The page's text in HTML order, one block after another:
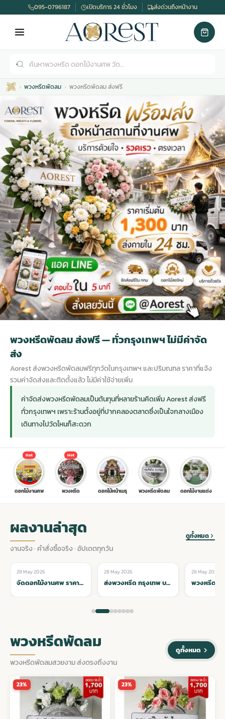
ดอกไม้หน้าศพ
ดอกไม้จัดงานศพ
จัดดอกไม้หน้าศพ
ดอกไม้หน้าหีบ
ดอกไม้หน้างานศพ
ดอกไม้หน้าโลง
จัดดอกไม้หน้ารูป
จัดดอกไม้หน้าโลง
ดอกไม้ศพ
ดอกไม้งานศพ กรุงเทพ
ร้านดอกไม้งานศพ ใกล้ฉัน
ดอกไม้งานศพ ราคาถูก
จัดดอกไม้งานศพ ราคา
ดอกไม้งานศพ ออนไลน์
พวงดอกไม้งานศพ
พวงหรีด กรุงเทพ
พวงหรีดราคา
สั่งพวงหรีด
ร้านพวงหรีด
ดอกไม้พวงหรีด
พวงหรีดปทุม
พวงหรีดพระราม 2
พวงหรีด ปากคลองตลาด
พวงหรีดราคาถูก
พวงหรีดดอกไม้สด ราคาถูก
ส่งพวงหรีด ด่วน กรุงเทพ
ร้านพวงหรีด กรุงเทพ ส่งฟรี
พวงหรีด ปากคลองตลาด ราคา
มรุ
น้าเมรุ
มรุสีขาว
ไม้หน้าเมรุ
กไม้หน้าเมรุ
น้าเมรุ ราคา
มรุ กรุงเทพ
ม้หน้าเมรุ
มรุ ราคาถูก
หน้าเมรุ
ระดับเมรุ
มรุ ส่งด่วน
น้าเมรุ กรุงเทพ
ไม้งานแต่ง
ไม้งานแต่ง ราคา
ไม้งานแต่ง ราคาถูก
ไม้งานแต่ง กรุงเทพ
อกไม้งานแต่ง
ดอกไม้งานแต่ง
ไม้งานแต่ง แบบสวยๆ
พวงหรีดพัดลม
พวงหรีดพัดลม ราคา
พวงหรีดพัดลม ราคาถูก
พวงหรีดพัดลม กรุงเทพ
พวงหรีดพัดลม ส่งด่วน
สั่งพวงหรีดพัดลม
ร้านพวงหรีดพัดลม
พวงหรีดพัดลม ปากคลองตลาด
พวงหรีดพัดลม แบบสวยๆ
รับจัดงานศพ
รับจัดงานศพ ราคา
รับจัดงานศพ ครบวงจร
รับจัดงานศพ กรุงเทพ
แพ็คเกจจัดงานศพ
ค่าใช้จ่ายจัดงานศพ
จัดงานศพ วัด
ขั้นตอนจัดงานศพ
จัดงานศพ ราคาถูก
095-0796187 เปิดบริการ 24 ชั่วโมง ส่งด่วนถึงหน้างาน
พวงหรีดพัดลม พวงหรีดพัดลม ส่งฟรี
พวงหรีดพัดลม ส่งฟรี — ทั่วกรุงเทพฯ ไม่มีค่าจัด
ส่ง
Aorest ส่งพวงหรีดพัดลมฟรีทุกวัดในกรุงเทพฯ และปริมณฑล ราคาที่แจ้ง
รวมค่าจัดส่งและติดตั้งแล้ว ไม่มีค่าใช้จ่ายเพิ่ม
ค่าจัดส่งพวงหรีดพัดลมเป็นต้นทุนที่หลายร้านคิดเพิ่ม Aorest ส่งฟรี
ทั่วกรุงเทพฯ เพราะร้านตั้งอยู่ที่ปากคลองตลาดซึ่งเป็นใจกลางเมือง
เดินทางไปวัดไหนก็สะดวก
Hot
ดอกไม้งานศพ
Hot
พวงหรีด ดอกไม้หน้าเมรุ พวงหรีดพัดลม ดอกไม้งานแต่ง
ผลงานล่าสุด
งานจริง · คำสั่งซื้อจริง · อัปเดตทุกวัน
ดูทั้งหมด
🌸 ดอกไม้หน้าเมรุ
28 May 2026
ส่งพวงหรีด กรุงเทพ บริการจัดส่งทั่วทุกเขต ตรงเวลา น่าเชื่อถือ
🌸 ดอกไม้หน้าเมรุ
28 May 2026
พวงหรีด ส่งด่วน กรุงเทพ บริการ 24 ชั่วโมง จัดส่งทันทีทุกเขต
🌸 ดอกไม้หน้าเ
28 May 2026
พวงหรีดพัดลม
พวงหรีดพัดลมสวยงาม ส่งตรงถึงงาน
ดูทั้งหมด
23% 23%